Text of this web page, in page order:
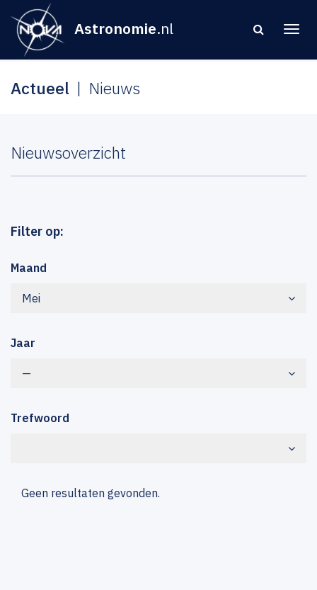
Astronomie.nl
Actueel Nieuws
Nieuwsoverzicht
Filter op:
Maand
Mei
Jaar
—
Trefwoord
Geen resultaten gevonden.